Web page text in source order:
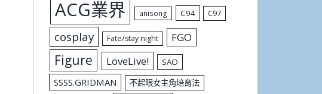
ACG業界 anisong C94 C97
cosplay Fate/stay night FGO
Figure LoveLive! SAO
SSSS.GRIDMAN 不起眼女主角培育法